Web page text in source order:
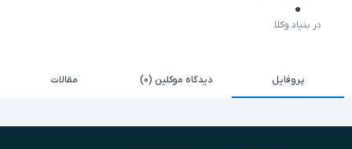
۰
در بنیاد وکلا
پروفایل دیدگاه موکلین (۰) مقالات